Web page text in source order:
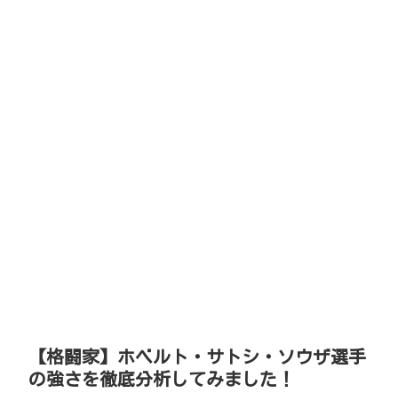
【格闘家】ホベルト・サトシ・ソウザ選手
の強さを徹底分析してみました！